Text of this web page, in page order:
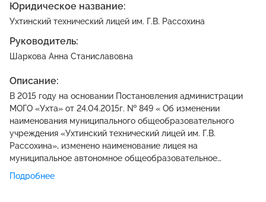
Юридическое название:
Ухтинский технический лицей им. Г.В. Рассохина
Руководитель:
Шаркова Анна Станиславовна
Описание:
В 2015 году на основании Постановления администрации
МОГО «Ухта» от 24.04.2015г. № 849 « Об изменении
наименования муниципального общеобразовательного
учреждения «Ухтинский технический лицей им. Г.В.
Рассохина», изменено наименование лицея на
муниципальное автономное общеобразовательное
учреждение «Ухтинский технический лицей им. Г.В.
Рассохина» (сокращенное название – МАОУ «УТЛ» и
Подробнее